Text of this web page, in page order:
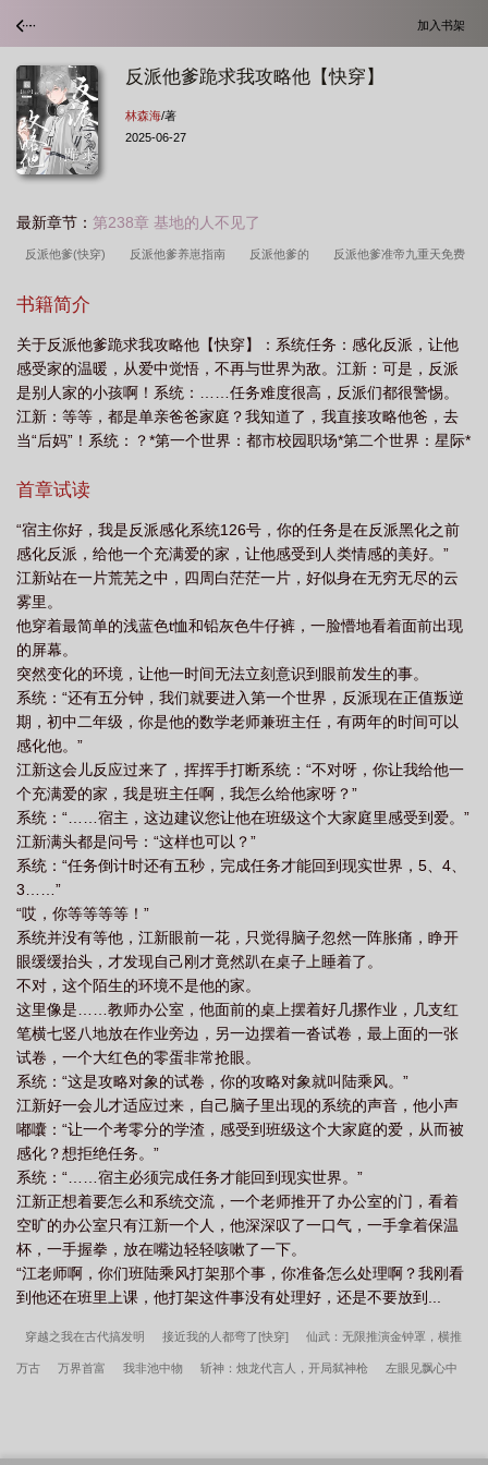
加入书架
反派他爹跪求我攻略他【快穿】
林森海/著
2025-06-27
最新章节： 第238章 基地的人不见了
反派他爹(快穿) 反派他爹养崽指南 反派他爹的 反派他爹准帝九重天免费
读 反派他爹
fahrenheit 反派他爹by浮生然也 反派他爹教你做人txt 反派他爹(快
穿)fahrenheit 反派他爹女主 反派他爹快穿格格党 反派他爹
Fahrenheit 反派他爹快穿29 反派他爹快穿在线阅读 反派他爹
fahrenheit 反派他爸[快穿 反派他爹快穿fahrenheit笔趣阁 反派他爹无防
书籍简介
关于反派他爹跪求我攻略他【快穿】：系统任务：感化反派，让他
感受家的温暖，从爱中觉悟，不再与世界为敌。江新：可是，反派
是别人家的小孩啊！系统：……任务难度很高，反派们都很警惕。
江新：等等，都是单亲爸爸家庭？我知道了，我直接攻略他爸，去
当“后妈”！系统：？*第一个世界：都市校园职场*第二个世界：星际*
首章试读
“宿主你好，我是反派感化系统126号，你的任务是在反派黑化之前
感化反派，给他一个充满爱的家，让他感受到人类情感的美好。”
江新站在一片荒芜之中，四周白茫茫一片，好似身在无穷无尽的云
雾里。
他穿着最简单的浅蓝色t恤和铅灰色牛仔裤，一脸懵地看着面前出现
的屏幕。
突然变化的环境，让他一时间无法立刻意识到眼前发生的事。
系统：“还有五分钟，我们就要进入第一个世界，反派现在正值叛逆
期，初中二年级，你是他的数学老师兼班主任，有两年的时间可以
感化他。”
江新这会儿反应过来了，挥挥手打断系统：“不对呀，你让我给他一
个充满爱的家，我是班主任啊，我怎么给他家呀？”
系统：“……宿主，这边建议您让他在班级这个大家庭里感受到爱。”
江新满头都是问号：“这样也可以？”
系统：“任务倒计时还有五秒，完成任务才能回到现实世界，5、4、
3……”
“哎，你等等等等！”
系统并没有等他，江新眼前一花，只觉得脑子忽然一阵胀痛，睁开
眼缓缓抬头，才发现自己刚才竟然趴在桌子上睡着了。
不对，这个陌生的环境不是他的家。
这里像是……教师办公室，他面前的桌上摆着好几摞作业，几支红
笔横七竖八地放在作业旁边，另一边摆着一沓试卷，最上面的一张
试卷，一个大红色的零蛋非常抢眼。
系统：“这是攻略对象的试卷，你的攻略对象就叫陆乘风。”
江新好一会儿才适应过来，自己脑子里出现的系统的声音，他小声
嘟囔：“让一个考零分的学渣，感受到班级这个大家庭的爱，从而被
感化？想拒绝任务。”
系统：“……宿主必须完成任务才能回到现实世界。”
江新正想着要怎么和系统交流，一个老师推开了办公室的门，看着
空旷的办公室只有江新一个人，他深深叹了一口气，一手拿着保温
杯，一手握拳，放在嘴边轻轻咳嗽了一下。
“江老师啊，你们班陆乘风打架那个事，你准备怎么处理啊？我刚看
到他还在班里上课，他打架这件事没有处理好，还是不要放到...
穿越之我在古代搞发明 接近我的人都弯了[快穿] 仙武：无限推演金钟罩，横推
万古 万界首富 我非池中物 斩神：烛龙代言人，开局弑神枪 左眼见飘心中